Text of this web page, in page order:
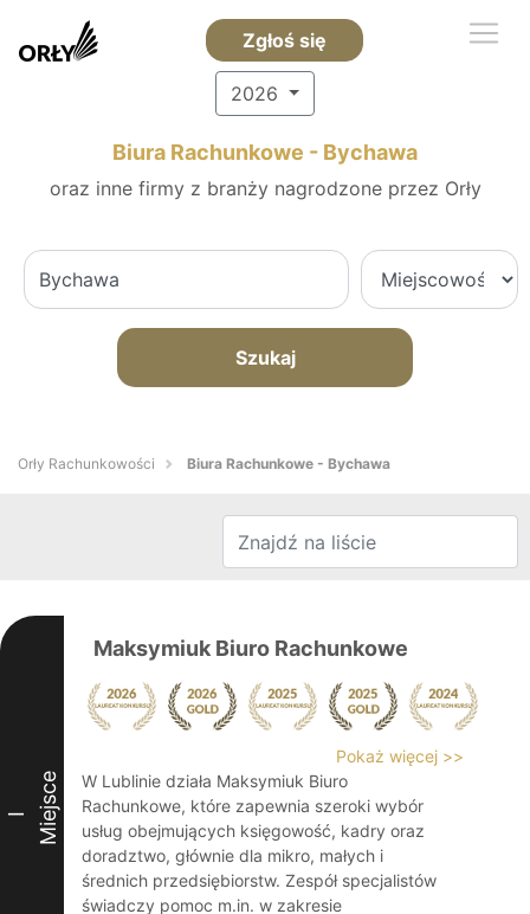
Zgłoś się
2026
Biura Rachunkowe - Bychawa
oraz inne firmy z branży nagrodzone przez Orły
Szukaj
Orły Rachunkowości Biura Rachunkowe - Bychawa
I Miejsce
Maksymiuk Biuro Rachunkowe
Pokaż więcej >>
W Lublinie działa Maksymiuk Biuro
Rachunkowe, które zapewnia szeroki wybór
usług obejmujących księgowość, kadry oraz
doradztwo, głównie dla mikro, małych i
średnich przedsiębiorstw. Zespół specjalistów
świadczy pomoc m.in. w zakresie